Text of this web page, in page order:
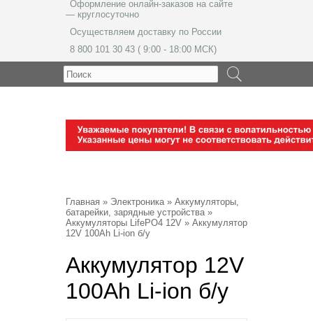
Оформление онлайн-заказов на сайте
— круглосуточно
Осуществляем доставку по России
8 800 101 30 43 ( 9:00 - 18:00 МСК)
Главная » Электроника» Аккумуляторы,
батарейки, зарядные устройства»
Аккумуляторы LifePO4 12V » Аккумулятор
12V 100Ah Li-ion б/у
Аккумулятор 12V
100Ah Li-ion б/у